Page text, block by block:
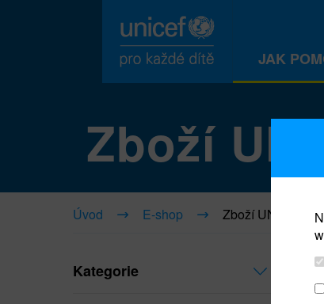
JAK
Zboží
Úvod E-shop Zboží UNICEF
Kategorie